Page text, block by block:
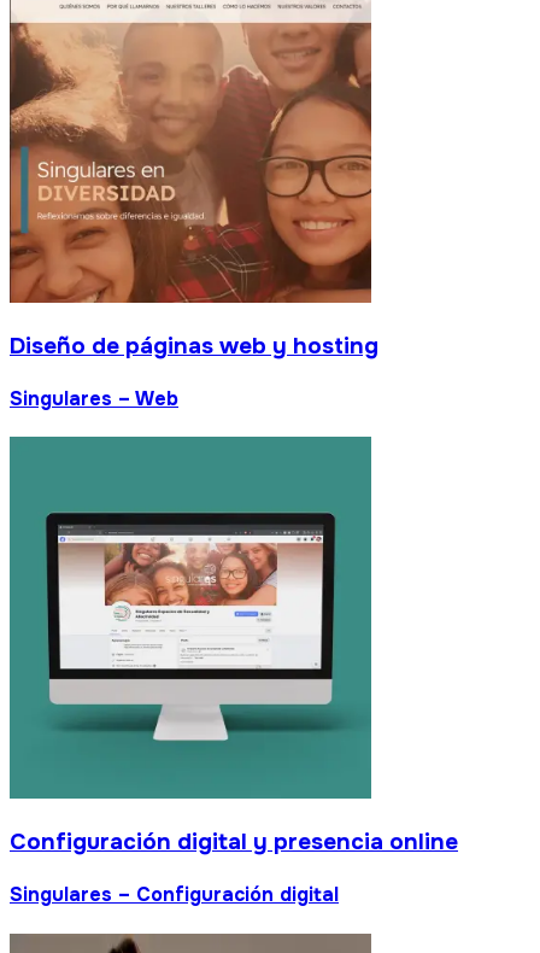
web y hosting
y presencia online
digital